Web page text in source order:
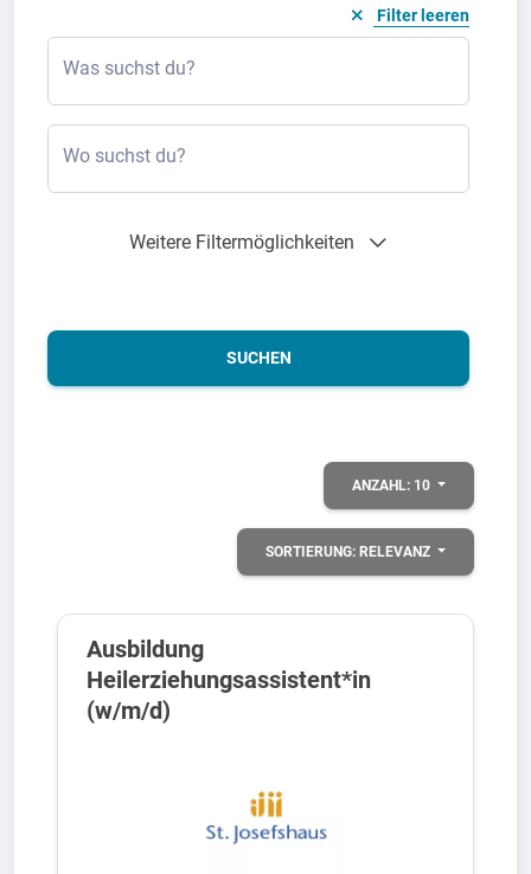
Filter leeren
Was suchst du?
Wo suchst du?
Weitere Filtermöglichkeiten
SUCHEN
ANZAHL: 10
SORTIERUNG: RELEVANZ
Ausbildung
Heilerziehungsassistent*in
(w/m/d)